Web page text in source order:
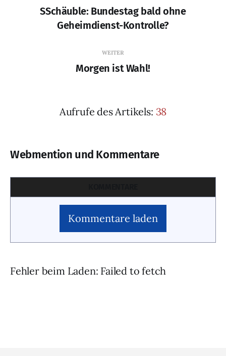
SSchäuble: Bundestag bald ohne
Geheimdienst-Kontrolle?
WEITER
Morgen ist Wahl!
Aufrufe des Artikels: 38
Webmention und Kommentare
Kommentare laden
Fehler beim Laden: Failed to fetch